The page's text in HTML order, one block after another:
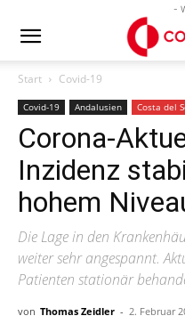
-
Start Covid-19
Covid-19 Andalusien Costa del
Corona-
Inzidenz
hohem
Die Lage in den
weiter sehr angespannt.
Patienten stationär
von Thomas Zeidler - 2. Februar